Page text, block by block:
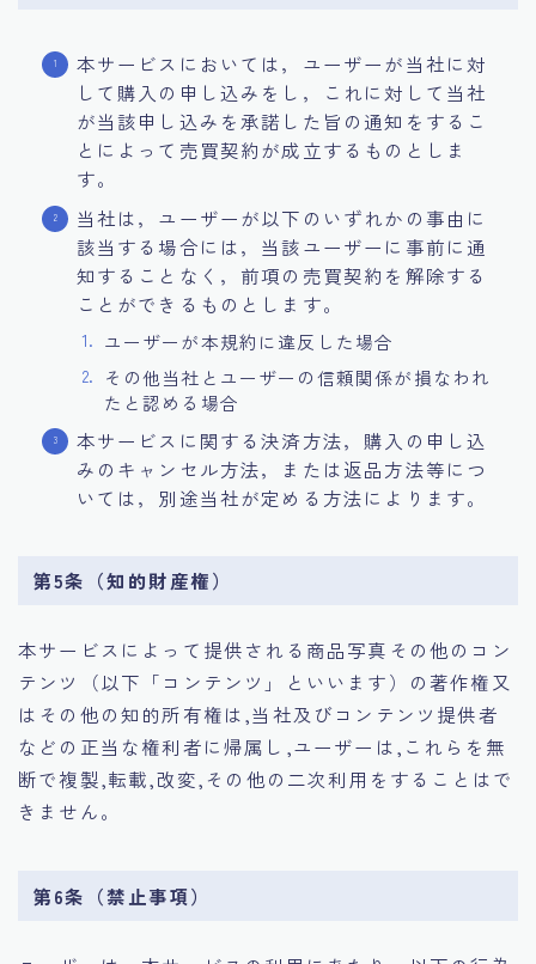
本サービスにおいては，ユーザーが当社に対
して購入の申し込みをし，これに対して当社
が当該申し込みを承諾した旨の通知をするこ
とによって売買契約が成立するものとしま
す。
当社は，ユーザーが以下のいずれかの事由に
該当する場合には，当該ユーザーに事前に通
知することなく，前項の売買契約を解除する
ことができるものとします。
ユーザーが本規約に違反した場合
その他当社とユーザーの信頼関係が損なわれ
たと認める場合
本サービスに関する決済方法，購入の申し込
みのキャンセル方法，または返品方法等につ
いては，別途当社が定める方法によります。
第5条（知的財産権）
本サービスによって提供される商品写真その他のコン
テンツ（以下「コンテンツ」といいます）の著作権又
はその他の知的所有権は,当社及びコンテンツ提供者
などの正当な権利者に帰属し,ユーザーは,これらを無
断で複製,転載,改変,その他の二次利用をすることはで
きません。
第6条（禁止事項）